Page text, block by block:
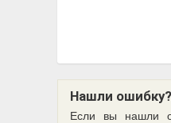
Нашли ошибку?
Если вы нашли